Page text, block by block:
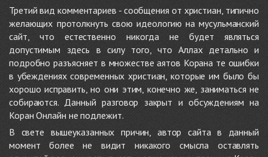
Третий вид комментариев - сообщения от христиан, типично
желающих протолкнуть свою идеологию на мусульманский
сайт, что естественно никогда не будет являться
допустимым здесь в силу того, что Аллах детально и
подробно разъясняет в множестве аятов Корана те ошибки
в убеждениях современных христиан, которые им было бы
хорошо исправить, но они этим, конечно же, заниматься не
собираются. Данный разговор закрыт и обсуждениям на
Коран Онлайн не подлежит.
В свете вышеуказанных причин, автор сайта в данный
момент более не видит никакого смысла оставлять